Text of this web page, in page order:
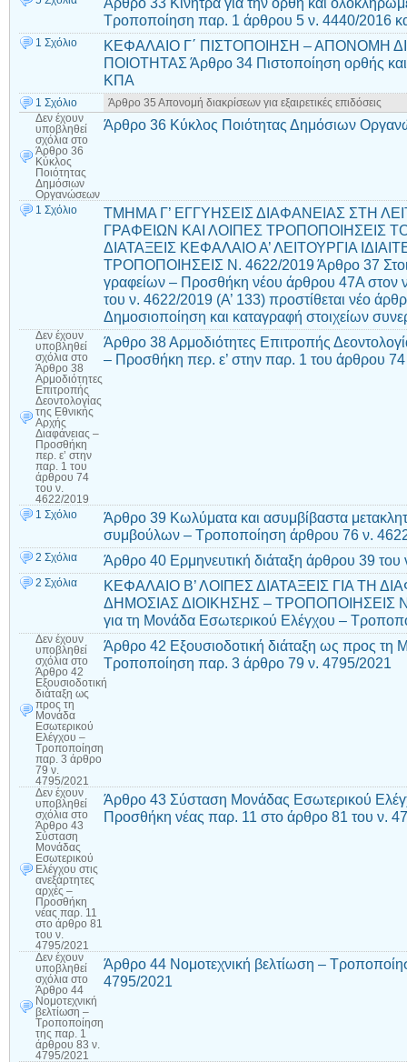
Τροποποίηση παρ. 1 άρθρου 5 ν. 4440/2016
1 Σχόλιο
ΚΕΦΑΛΑΙΟ Γ΄ ΠΙΣΤΟΠΟΙΗΣΗ – ΑΠΟΝΟΜΗ
ΠΟΙΟΤΗΤΑΣ Άρθρο 34 Πιστοποίηση ορθής
ΚΠΑ
1 Σχόλιο
Άρθρο 35 Απονομή διακρίσεων για εξαιρετικές επιδόσεις
Δεν έχουν
υποβληθεί
σχόλια στο
Άρθρο 36
Κύκλος
Ποιότητας
Δημόσιων
Οργανώσεων
Άρθρο 36 Κύκλος Ποιότητας Δημόσιων
1 Σχόλιο
ΤΜΗΜΑ Γ’ ΕΓΓΥΗΣΕΙΣ ΔΙΑΦΑΝΕΙΑΣ ΣΤΗ
ΓΡΑΦΕΙΩΝ ΚΑΙ ΛΟΙΠΕΣ ΤΡΟΠΟΠΟΙΗΣΕΙΣ
ΔΙΑΤΑΞΕΙΣ ΚΕΦΑΛΑΙΟ Α’ ΛΕΙΤΟΥΡΓΙΑ
ΤΡΟΠΟΠΟΙΗΣΕΙΣ Ν. 4622/2019 Άρθρο 37
γραφείων – Προσθήκη νέου άρθρου 47Α στον
του ν. 4622/2019 (Α’ 133) προστίθεται νέο
Δημοσιοποίηση και καταγραφή στοιχείων
Δεν έχουν
υποβληθεί
σχόλια στο
Άρθρο 38
Αρμοδιότητες
Επιτροπής
Δεοντολογίας
της Εθνικής
Αρχής
Διαφάνειας –
Προσθήκη
περ. ε’ στην
παρ. 1 του
άρθρου 74
του ν.
4622/2019
Άρθρο 38 Αρμοδιότητες Επιτροπής
– Προσθήκη περ. ε’ στην παρ. 1 του άρθρου
1 Σχόλιο
Άρθρο 39 Κωλύματα και ασυμβίβαστα
συμβούλων – Τροποποίηση άρθρου 76 ν.
2 Σχόλια Άρθρο 40 Ερμηνευτική διάταξη άρθρου 39
2 Σχόλια
ΚΕΦΑΛΑΙΟ Β’ ΛΟΙΠΕΣ ΔΙΑΤΑΞΕΙΣ ΓΙΑ ΤΗ
ΔΗΜΟΣΙΑΣ ΔΙΟΙΚΗΣΗΣ – ΤΡΟΠΟΠΟΙΗΣΕΙΣ Ν.
για τη Μονάδα Εσωτερικού Ελέγχου –
Δεν έχουν
υποβληθεί
σχόλια στο
Άρθρο 42
Εξουσιοδοτική
διάταξη ως
προς τη
Μονάδα
Εσωτερικού
Ελέγχου –
Τροποποίηση
παρ. 3 άρθρο
79 ν.
4795/2021
Άρθρο 42 Εξουσιοδοτική διάταξη ως προς τη
Τροποποίηση παρ. 3 άρθρο 79 ν. 4795/2021
Δεν έχουν
υποβληθεί
σχόλια στο
Άρθρο 43
Σύσταση
Μονάδας
Εσωτερικού
Ελέγχου στις
ανεξάρτητες
αρχές –
Προσθήκη
νέας παρ. 11
στο άρθρο 81
του ν.
4795/2021
Άρθρο 43 Σύσταση Μονάδας Εσωτερικού
Προσθήκη νέας παρ. 11 στο άρθρο 81 του ν.
Δεν έχουν
υποβληθεί
σχόλια στο
Άρθρο 44
Νομοτεχνική
βελτίωση –
Τροποποίηση
της παρ. 1
άρθρου 83 ν.
4795/2021
Άρθρο 44 Νομοτεχνική βελτίωση –
4795/2021